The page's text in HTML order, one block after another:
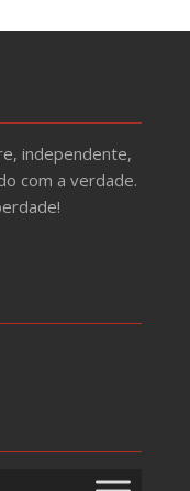
independente,
com a verdade.